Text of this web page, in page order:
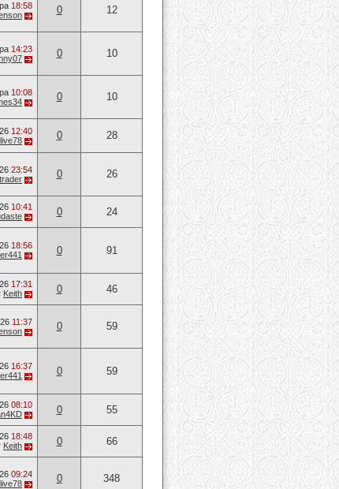
18:58
0 12
14:23
0 10
10:08
0 10
12:40
0 28
23:54
0 26
10:41
0 24
18:56
0 91
17:31
Keith 0 46
11:37
0 59
16:37
0 59
08:10
0 55
18:48
Keith 0 66
09:24
0 348